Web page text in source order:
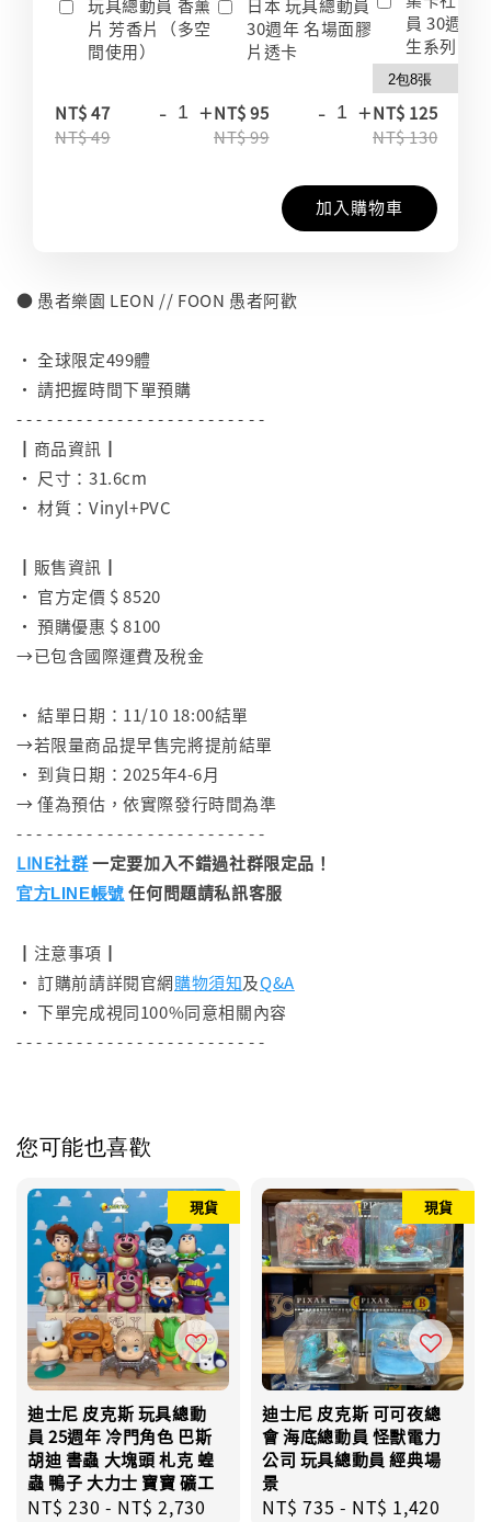
玩具總動員 香薰
片 芳香片（多空
間使用）
NT$ 47
NT$ 49
- +
日本 玩具總動員
30週年 名場面膠
片透卡
NT$ 95
NT$ 99
- +
員 30週年
生系列 收
NT$ 125
NT$ 130
加入購物車
● 愚者樂園 LEON // FOON 愚者阿歡
• 全球限定499體
• 請把握時間下單預購
- - - - - - - - - - - - - - - - - - - - - - - - -
┃商品資訊┃
• 尺寸：31.6cm
• 材質：Vinyl+PVC
┃販售資訊┃
• 官方定價 $ 8520
• 預購優惠 $ 8100
→已包含國際運費及稅金
• 結單日期：11/10 18:00結單
→若限量商品提早售完將提前結單
• 到貨日期：2025年4-6月
→ 僅為預估，依實際發行時間為準
- - - - - - - - - - - - - - - - - - - - - - - - -
LINE社群一定要加入不錯過社群限定品！
官方LINE帳號 任何問題請私訊客服
┃注意事項┃
• 訂購前請詳閱官網購物須知及Q&A
• 下單完成視同100%同意相關內容
- - - - - - - - - - - - - - - - - - - - - - - - -
您可能也喜歡
現貨
迪士尼 皮克斯 玩具總動
員 25週年 冷門角色 巴斯
胡迪 書蟲 大塊頭 札克 蝗
蟲 鴨子 大力士 寶寶 礦工
Regular
NT$ 230 - NT$ 2,730
現貨
迪士尼 皮克斯 可可夜總
會 海底總動員 怪獸電力
公司 玩具總動員 經典場
景
Regular
NT$ 735 - NT$ 1,420